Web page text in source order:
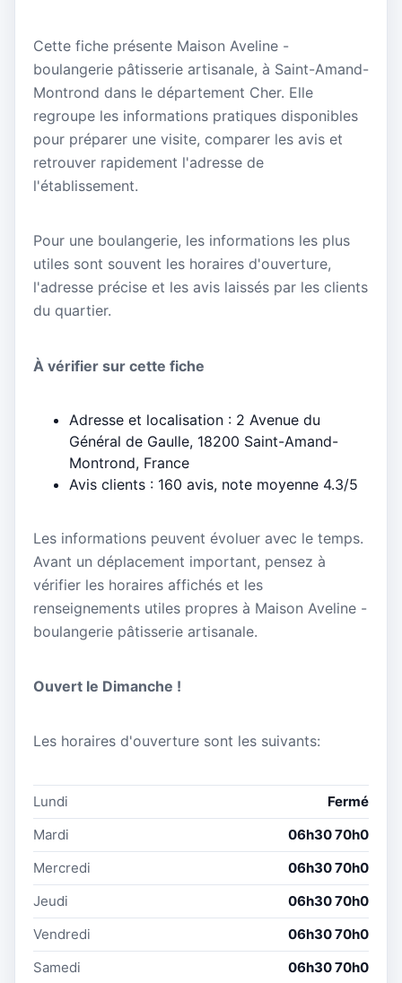
Cette fiche présente Maison Aveline -
boulangerie pâtisserie artisanale, à Saint-Amand-
Montrond dans le département Cher. Elle
regroupe les informations pratiques disponibles
pour préparer une visite, comparer les avis et
retrouver rapidement l'adresse de
l'établissement.
Pour une boulangerie, les informations les plus
utiles sont souvent les horaires d'ouverture,
l'adresse précise et les avis laissés par les clients
du quartier.
À vérifier sur cette fiche
Adresse et localisation : 2 Avenue du
Général de Gaulle, 18200 Saint-Amand-
Montrond, France
Avis clients : 160 avis, note moyenne 4.3/5
Les informations peuvent évoluer avec le temps.
Avant un déplacement important, pensez à
vérifier les horaires affichés et les
renseignements utiles propres à Maison Aveline -
boulangerie pâtisserie artisanale.
Ouvert le Dimanche !
Les horaires d'ouverture sont les suivants:
Lundi
Fermé
Mardi
06h30 70h0
Mercredi
06h30 70h0
Jeudi
06h30 70h0
Vendredi
06h30 70h0
Samedi
06h30 70h0